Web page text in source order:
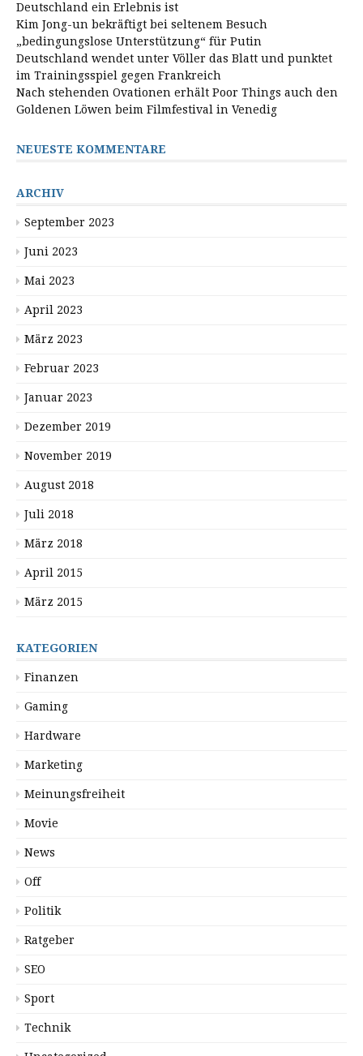
Deutschland ein Erlebnis ist
Kim Jong-un bekräftigt bei seltenem Besuch
„bedingungslose Unterstützung“ für Putin
Deutschland wendet unter Völler das Blatt und punktet
im Trainingsspiel gegen Frankreich
Nach stehenden Ovationen erhält Poor Things auch den
Goldenen Löwen beim Filmfestival in Venedig
NEUESTE KOMMENTARE
ARCHIV
September 2023
Juni 2023
Mai 2023
April 2023
März 2023
Februar 2023
Januar 2023
Dezember 2019
November 2019
August 2018
Juli 2018
März 2018
April 2015
März 2015
KATEGORIEN
Finanzen
Gaming
Hardware
Marketing
Meinungsfreiheit
Movie
News
Off
Politik
Ratgeber
SEO
Sport
Technik